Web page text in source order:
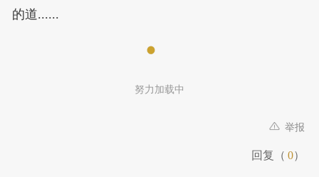
的道......
努力加载中
举报
回复（ 0）